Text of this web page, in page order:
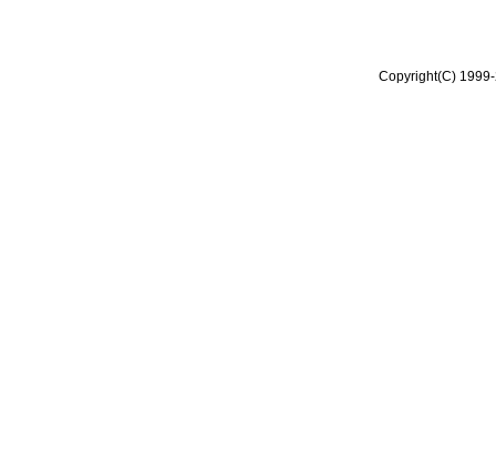
Copyright(C)